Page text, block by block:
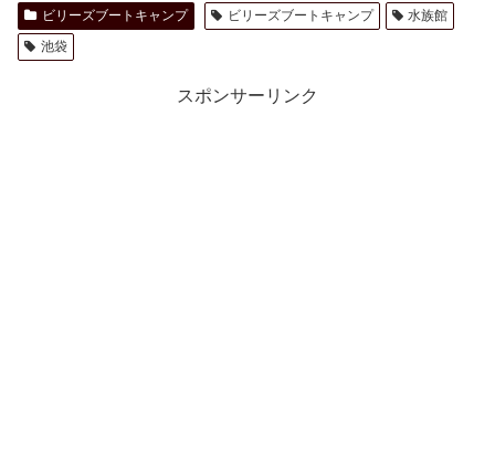
ビリーズブートキャンプ ビリーズブートキャンプ
水族館
池袋
スポンサーリンク